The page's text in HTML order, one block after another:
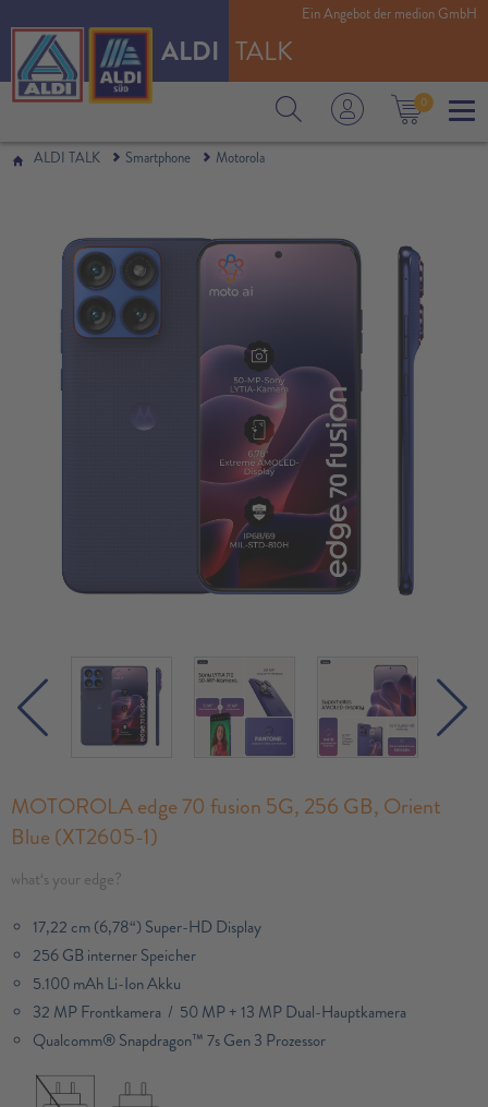
ALDI TALK
0
Ein Angebot der medion GmbH
ALDI TALK Smartphone Motorola
MOTOROLA edge 70 fusion 5G, 256 GB, Orient
Blue (XT2605-1)
what‘s your edge?
17,22 cm (6,78“) Super-HD Display
256 GB interner Speicher
5.100 mAh Li-Ion Akku
32 MP Frontkamera / 50 MP + 13 MP Dual-Hauptkamera
Qualcomm® Snapdragon™ 7s Gen 3 Prozessor​